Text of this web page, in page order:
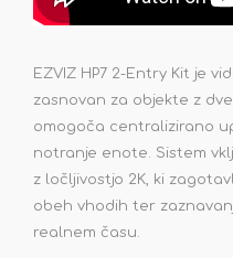
EZVIZ HP7 2-Entry Kit je
zasnovan za objekte z
omogoča centralizirano
notranje enote. Sistem
z ločljivostjo 2K, ki
obeh vhodih ter
realnem času.